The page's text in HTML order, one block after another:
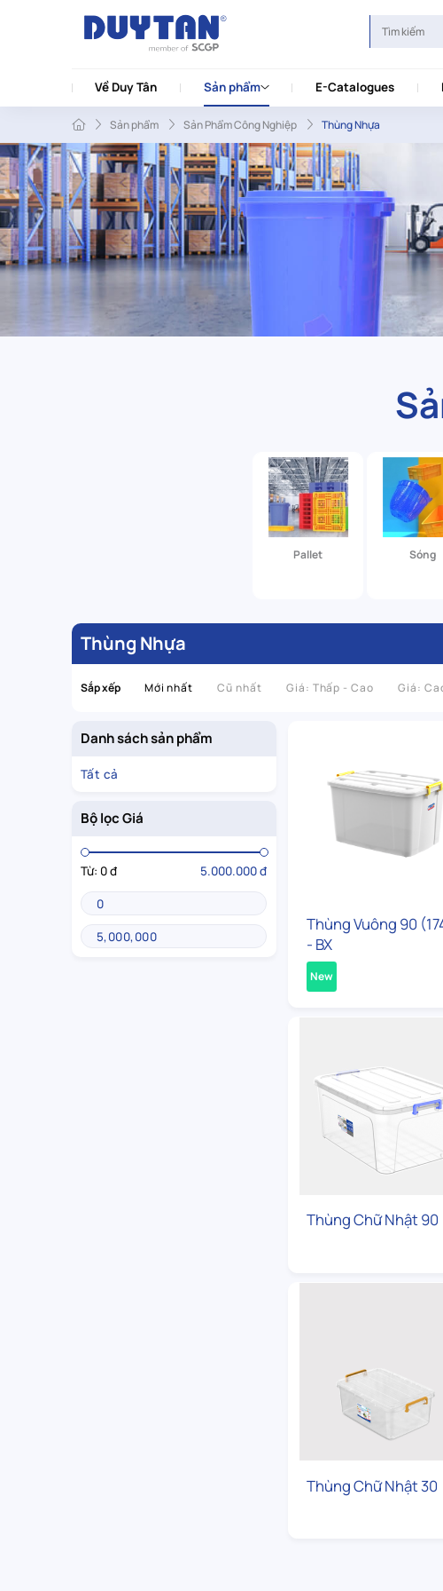
Về Duy Tân Sản phẩm E-Catalogues
Sản phẩm Sản Phẩm Công Nghiệp Thùng Nhựa
Pallet Sóng
Thùng Nhựa
Sắp xếp Mới nhất Cũ nhất Giá: Thấp - Cao Giá:
Danh sách sản phẩm
Tất cả
Bộ lọc Giá
Từ: 0 đ 5.000.000 đ
Thùng Vuông 90
- BX
New
Thùng Chữ Nhật 90
Thùng Chữ Nhật 30